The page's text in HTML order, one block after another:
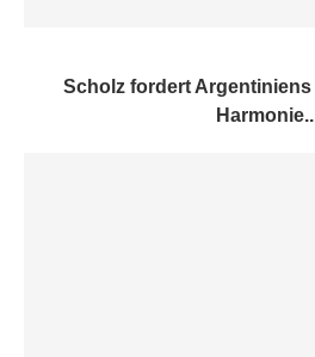
Scholz fordert